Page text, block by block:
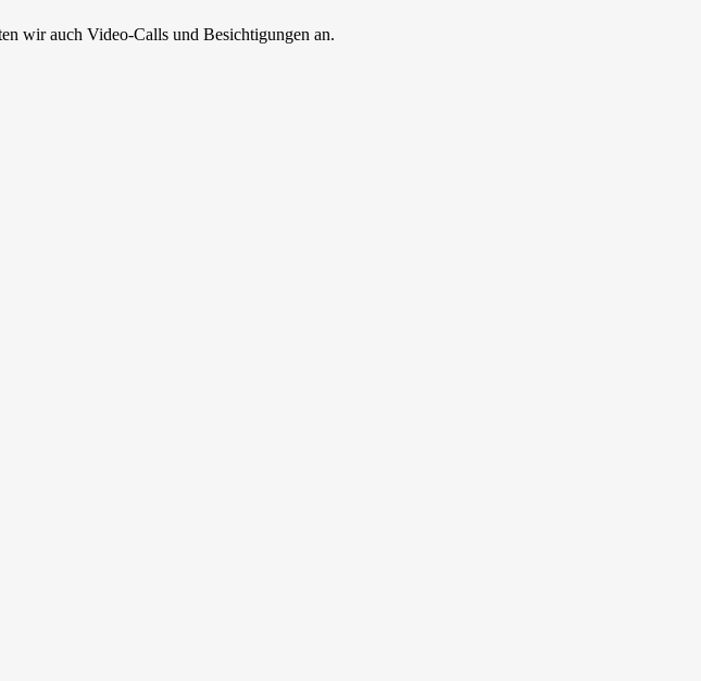
wir auch Video-Calls und Besichtigungen an.